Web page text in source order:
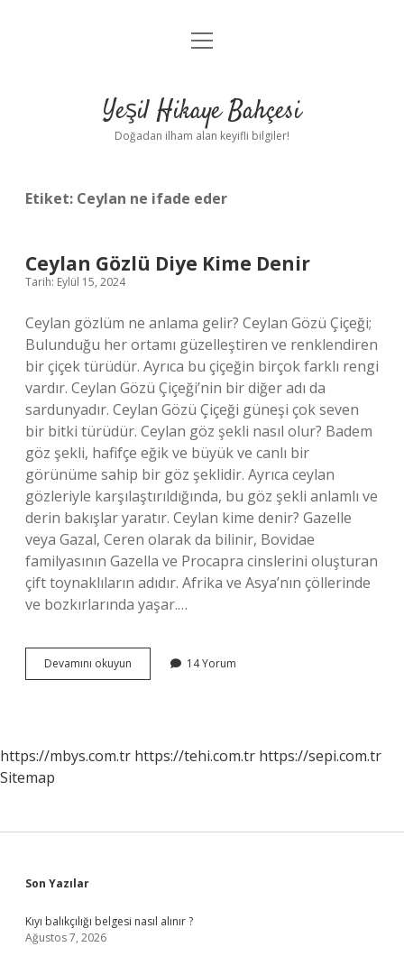
Anasayfa
Yasal Uyarı
menüyü
Yeşil Hikaye Bahçesi
Doğadan ilham alan keyifli bilgiler!
Etiket: Ceylan ne ifade eder
Ceylan Gözlü Diye Kime Denir
Tarih: Eylül 15, 2024
Ceylan gözlüm ne anlama gelir? Ceylan Gözü Çiçeği;
Bulunduğu her ortamı güzelleştiren ve renklendiren
bir çiçek türüdür. Ayrıca bu çiçeğin birçok farklı rengi
vardır. Ceylan Gözü Çiçeği’nin bir diğer adı da
sardunyadır. Ceylan Gözü Çiçeği güneşi çok seven
bir bitki türüdür. Ceylan göz şekli nasıl olur? Badem
göz şekli, hafifçe eğik ve büyük ve canlı bir
görünüme sahip bir göz şeklidir. Ayrıca ceylan
gözleriyle karşılaştırıldığında, bu göz şekli anlamlı ve
derin bakışlar yaratır. Ceylan kime denir? Gazelle
veya Gazal, Ceren olarak da bilinir, Bovidae
familyasının Gazella ve Procapra cinslerini oluşturan
çift toynaklıların adıdır. Afrika ve Asya’nın çöllerinde
ve bozkırlarında yaşar.…
Devamını okuyun
Gözlü
14 Yorum
https://mbys.com.tr https://tehi.com.tr https://sepi.com.tr
Sitemap
Sidebar
Son Yazılar
Kıyı balıkçılığı belgesi nasıl alınır ?
Ağustos 7, 2026